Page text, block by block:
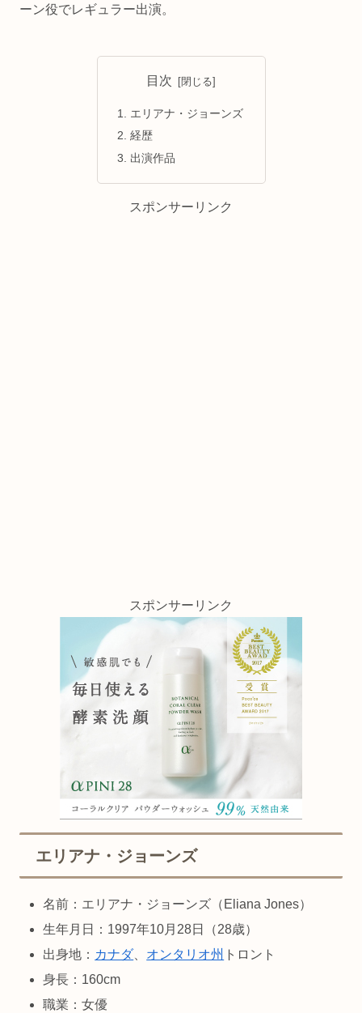
ーン役でレギュラー出演。
目次
エリアナ・ジョーンズ
経歴
出演作品
スポンサーリンク
スポンサーリンク
エリアナ・ジョーンズ
名前：エリアナ・ジョーンズ（Eliana Jones）
生年月日：1997年10月28日（28歳）
出身地： カナダ、 オンタリオ州 トロント
身長：160cm
職業：女優